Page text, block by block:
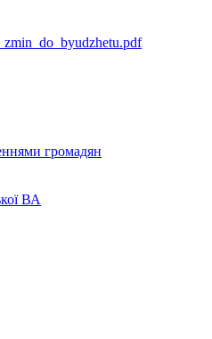
громадян
ВА